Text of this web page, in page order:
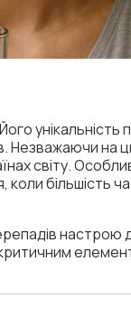
Незважаючи на
світу.
більшість